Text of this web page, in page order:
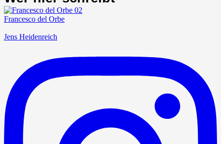
Francesco del Orbe
Jens Heidenreich